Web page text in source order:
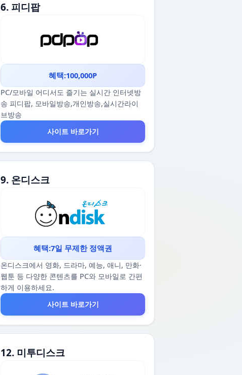
6. 피디팝
혜택:100,000P
PC/모바일 어디서도 즐기는 실시간 인터넷방
송 피디팝, 모바일방송,개인방송,실시간라이
브방송
사이트 바로가기
9. 온디스크
혜택:7일 무제한 정액권
온디스크에서 영화, 드라마, 예능, 애니, 만화·
웹툰 등 다양한 콘텐츠를 PC와 모바일로 간편
하게 이용하세요.
사이트 바로가기
12. 미투디스크